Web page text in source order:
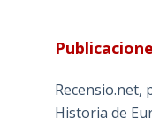
Recensio.net,
Historia de